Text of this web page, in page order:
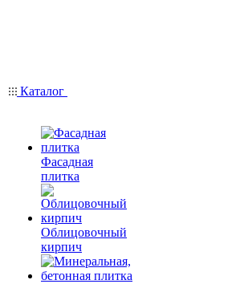
Каталог
Фасадная
плитка
Облицовочный
кирпич